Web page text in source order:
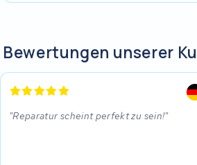
Bewertungen unserer
Reparatur scheint perfekt zu sein!